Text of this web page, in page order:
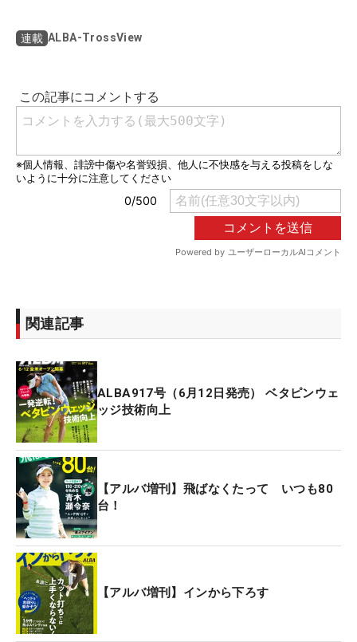
連載 ALBA-TrossView
関連記事
ALBA917号（6月12日発売） ベタピンウェ
ッジ技術向上
【アルバ増刊】飛ばなくたって いつも80
台！
【アルバ増刊】インから下ろす